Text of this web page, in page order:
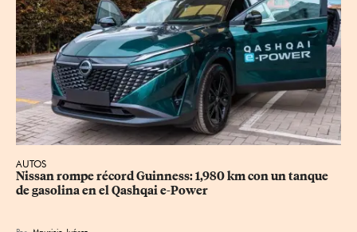
AUTOS
Nissan rompe récord Guinness: 1,980 km con un tanque
de gasolina en el Qashqai e-Power